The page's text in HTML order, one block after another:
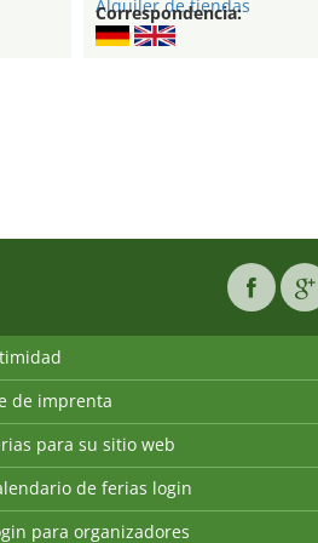
Alquiler de tiendas
Correspondencia:
de imprenta
para su sitio web
de ferias login
para organizadores